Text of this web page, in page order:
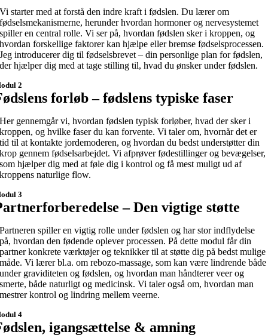
Vi starter med at forstå den indre kraft i fødslen. Du lærer om
fødselsmekanismerne, herunder hvordan hormoner og nervesystemet
spiller en central rolle. Vi ser på, hvordan fødslen sker i kroppen, og
hvordan forskellige faktorer kan hjælpe eller bremse fødselsprocessen.
Jeg introducerer dig til fødselsbrevet – din personlige plan for fødslen,
der hjælper dig med at tage stilling til, hvad du ønsker under fødslen.
2
forløb – fødslens typiske faser
Her gennemgår vi, hvordan fødslen typisk forløber, hvad der sker i
kroppen, og hvilke faser du kan forvente. Vi taler om, hvornår det er
tid til at kontakte jordemoderen, og hvordan du bedst understøtter din
krop gennem fødselsarbejdet. Vi afprøver fødestillinger og bevægelser,
som hjælper dig med at føle dig i kontrol og få mest muligt ud af
kroppens naturlige flow.
3
– Den vigtige støtte
Partneren spiller en vigtig rolle under fødslen og har stor indflydelse
på, hvordan den fødende oplever processen. På dette modul får din
partner konkrete værktøjer og teknikker til at støtte dig på bedst mulige
måde. Vi lærer bl.a. om rebozo-massage, som kan være lindrende både
under graviditeten og fødslen, og hvordan man håndterer veer og
smerte, både naturligt og medicinsk. Vi taler også om, hvordan man
mestrer kontrol og lindring mellem veerne.
4
igangsættelse & amning